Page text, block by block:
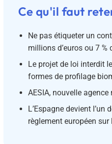
Ce qu'il faut
Ne pas étiqueter un
millions d’euros ou 7
Le projet de loi interdit
formes de profilage
AESIA, nouvelle
L’Espagne devient
règlement européen sur